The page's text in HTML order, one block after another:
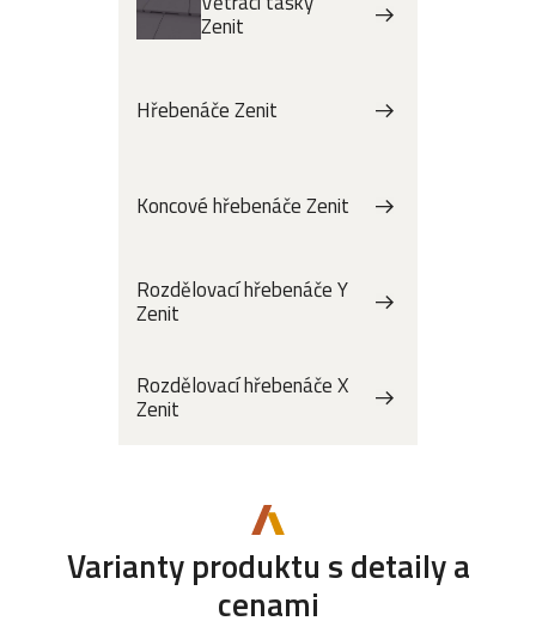
Zenit
Hřebenáče Zenit
Koncové hřebenáče Zenit
Rozdělovací hřebenáče Y
Zenit
Rozdělovací hřebenáče X
Zenit
Varianty produktu s detaily a
cenami